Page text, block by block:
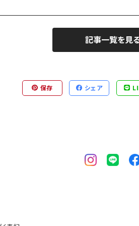
記事一覧を見
保存 シェア